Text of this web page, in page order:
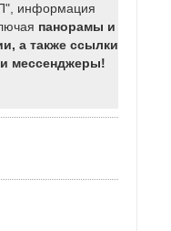
информация
панорамы и
а также ссылки
мессенджеры!